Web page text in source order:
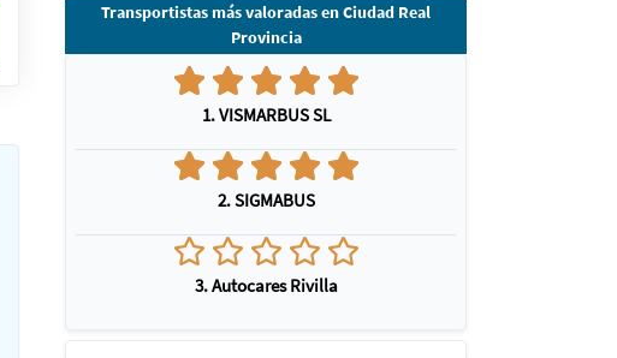
Transportistas más valoradas en Ciudad Real
Provincia
1. VISMARBUS SL
2. SIGMABUS
3. Autocares Rivilla